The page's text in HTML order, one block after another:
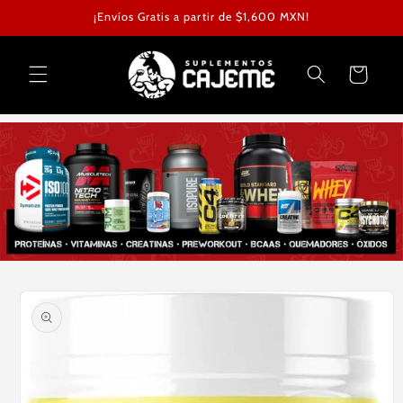
directamente
al contenido
¡Envíos Gratis a partir de $1,600 MXN!
Carrito
a la
información